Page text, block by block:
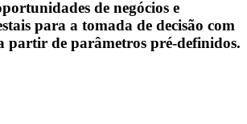
de negócios e
para a tomada de decisão com
partir de parâmetros pré-definidos.